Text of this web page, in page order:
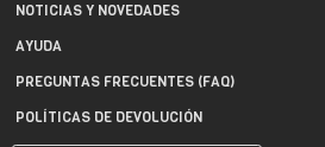
NOTICIAS Y NOVEDADES
AYUDA
PREGUNTAS FRECUENTES (FAQ)
POLÍTICAS DE DEVOLUCIÓN